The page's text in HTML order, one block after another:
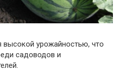
высокой урожайностью, что
садоводов и